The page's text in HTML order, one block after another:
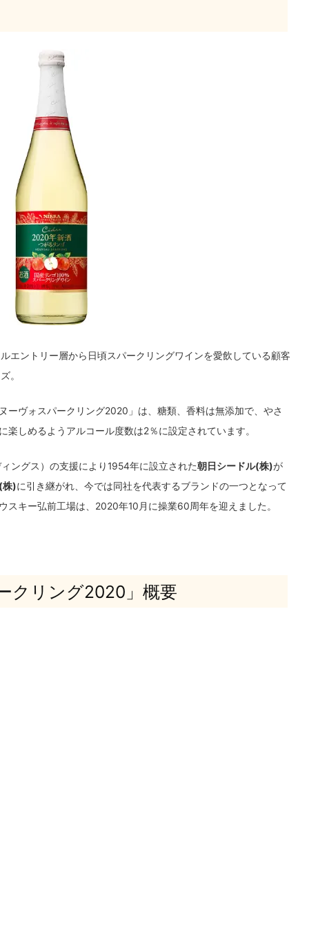
エントリー層から日頃スパークリングワインを愛飲している顧客
。
ヴォスパークリング2020」は、糖類、香料は無添加で、やさ
しめるようアルコール度数は2％に設定されています。
ングス）の支援により1954年に設立された朝日シードル(株)が
株)に引き継がれ、今では同社を代表するブランドの一つとなって
キー弘前工場は、2020年10月に操業60周年を迎えました。
クリング2020」概要